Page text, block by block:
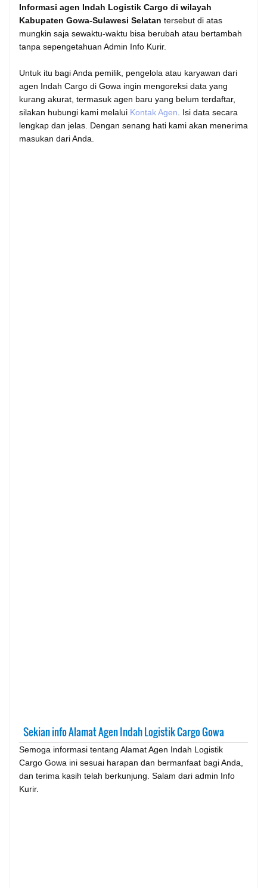
Informasi agen Indah Logistik Cargo di wilayah
Kabupaten Gowa-Sulawesi Selatan tersebut di atas
mungkin saja sewaktu-waktu bisa berubah atau bertambah
tanpa sepengetahuan Admin Info Kurir.
Untuk itu bagi Anda pemilik, pengelola atau karyawan dari
agen Indah Cargo di Gowa ingin mengoreksi data yang
kurang akurat, termasuk agen baru yang belum terdaftar,
silakan hubungi kami melalui Kontak Agen. Isi data secara
lengkap dan jelas. Dengan senang hati kami akan menerima
masukan dari Anda.
Sekian info Alamat Agen Indah Logistik Cargo Gowa
Semoga informasi tentang Alamat Agen Indah Logistik
Cargo Gowa ini sesuai harapan dan bermanfaat bagi Anda,
dan terima kasih telah berkunjung. Salam dari admin Info
Kurir.